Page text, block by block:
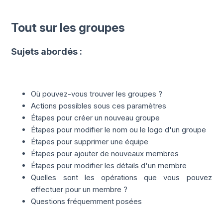
Tout sur les groupes
Sujets abordés :
Où pouvez-vous trouver les groupes ?
Actions possibles sous ces paramètres
Étapes pour créer un nouveau groupe
Étapes pour modifier le nom ou le logo d'un groupe
Étapes pour supprimer une équipe
Étapes pour ajouter de nouveaux membres
Étapes pour modifier les détails d'un membre
Quelles sont les opérations que vous pouvez
effectuer pour un membre ?
Questions fréquemment posées